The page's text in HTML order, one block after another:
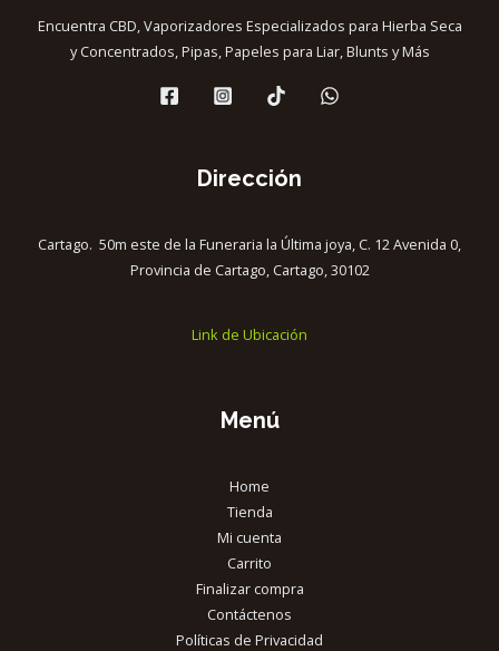
Encuentra CBD, Vaporizadores Especializados para Hierba Seca
y Concentrados, Pipas, Papeles para Liar, Blunts y Más
Dirección
Cartago. 50m este de la Funeraria la Última joya, C. 12 Avenida 0,
Provincia de Cartago, Cartago, 30102
Link de Ubicación
Menú
Home
Tienda
Mi cuenta
Carrito
Finalizar compra
Contáctenos
Políticas de Privacidad